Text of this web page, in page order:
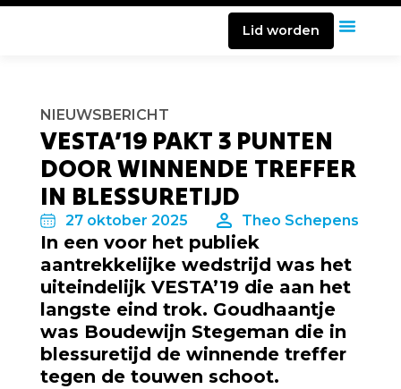
Lid worden
NIEUWSBERICHT
VESTA’19 PAKT 3 PUNTEN
DOOR WINNENDE TREFFER
IN BLESSURETIJD
27 oktober 2025 Theo Schepens
In een voor het publiek
aantrekkelijke wedstrijd was het
uiteindelijk VESTA’19 die aan het
langste eind trok. Goudhaantje
was Boudewijn Stegeman die in
blessuretijd de winnende treffer
tegen de touwen schoot.